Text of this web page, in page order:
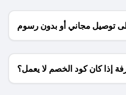
توصيل مجاني أو بدون رسوم
الشحن ؟
إذا كان كود الخصم لا يعمل؟